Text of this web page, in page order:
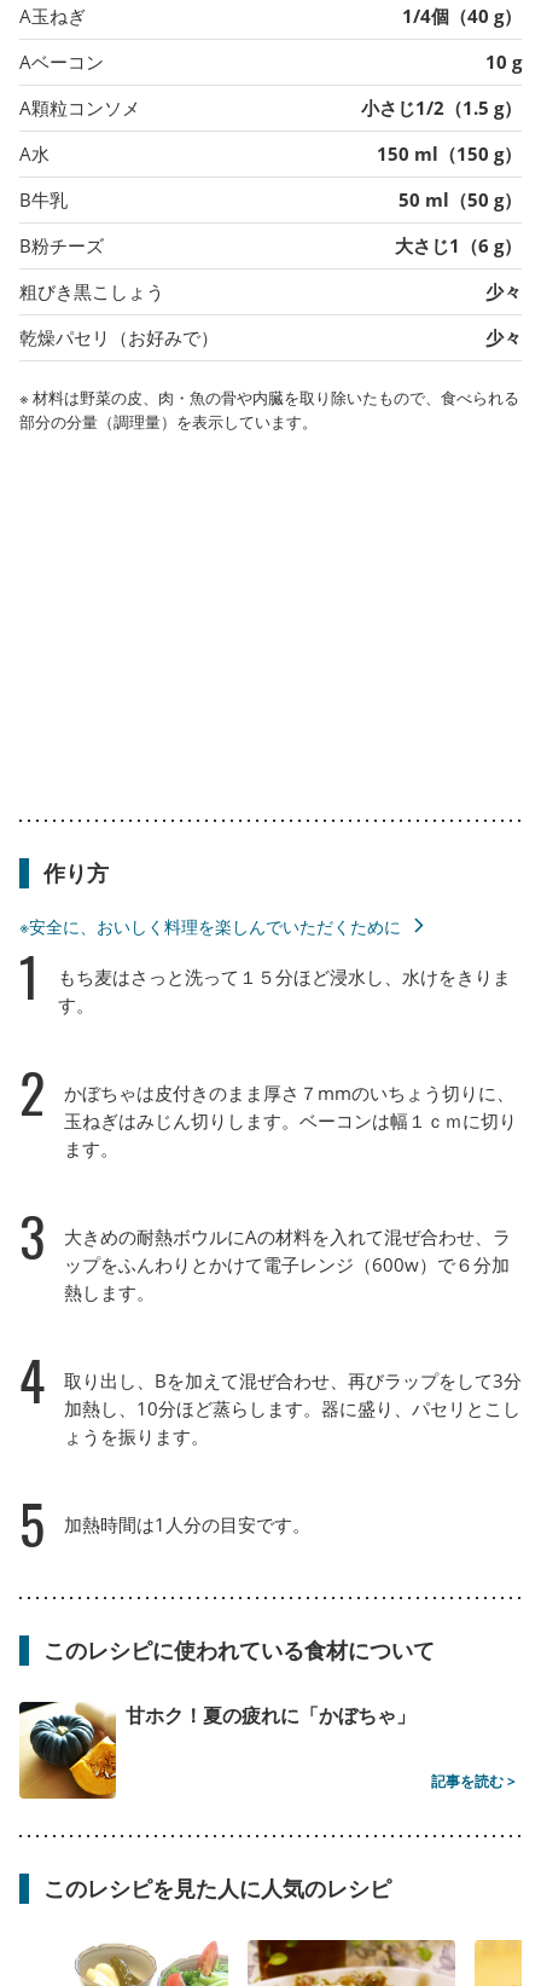
A玉ねぎ
1/4個（40 g）
Aベーコン
10 g
A顆粒コンソメ
小さじ1/2（1.5 g）
A水
150 ml（150 g）
B牛乳
50 ml（50 g）
B粉チーズ
大さじ1（6 g）
粗びき黒こしょう
少々
乾燥パセリ（お好みで）
少々
※ 材料は野菜の皮、肉・魚の骨や内臓を取り除いたもので、食べられる
部分の分量（調理量）を表示しています。
作り方
※安全に、おいしく料理を楽しんでいただくために
1
もち麦はさっと洗って１５分ほど浸水し、水けをきりま
す。
2
かぼちゃは皮付きのまま厚さ７mmのいちょう切りに、
玉ねぎはみじん切りします。ベーコンは幅１ｃｍに切り
ます。
3
大きめの耐熱ボウルにAの材料を入れて混ぜ合わせ、ラ
ップをふんわりとかけて電子レンジ（600w）で６分加
熱します。
4
取り出し、Bを加えて混ぜ合わせ、再びラップをして3分
加熱し、10分ほど蒸らします。器に盛り、パセリとこし
ょうを振ります。
5 加熱時間は1人分の目安です。
このレシピに使われている食材について
甘ホク！夏の疲れに「かぼちゃ」
記事を読む >
このレシピを見た人に人気のレシピ